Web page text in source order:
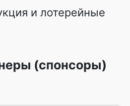
и лотерейные
(спонсоры)